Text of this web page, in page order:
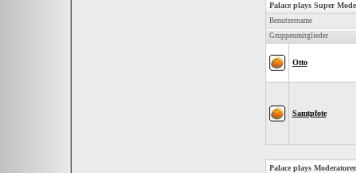
Palace plays Super
Benutzername
Gruppenmitglieder
Otto
Samtpfote
Palace plays